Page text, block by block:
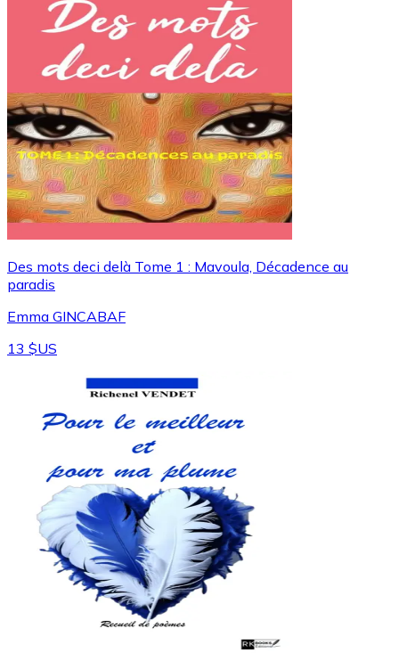
Des mots deci delà Tome 1 : Mavoula, Décadence au
paradis
Emma GINCABAF
13 $US